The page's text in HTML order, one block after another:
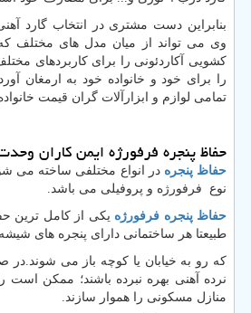
بنابراین دست مشتری در انتخاب گارد
وی می تواند از میان مدل های مختلف
کشویی آکاردئونی را برای کاربردهای
را برای خود و خانواده خود به ارمغان
تمامی لوازم و ابزارآلات گران قیمت
حفاظ پنجره فرفورژه ایمن کاران
حفاظ پنجره در انواع مختلفی ساخته می
نوع فرفورژه و پروفیلی می باشد.
حفاظ پنجره فرفورژه یکی از کامل ترین
طبیعتا هر ساختمانی دارای پنجره های
که رو به خیابان یا کوچه باز می شوند.در
نرده آهنی بهره نبرده باشند؛ ممکن است
منازل مسکونی را هموار سازند.